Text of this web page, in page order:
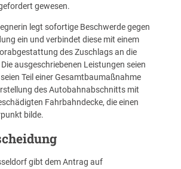
gewesen.
legt sofortige Beschwerde gegen
ein und verbindet diese mit einem
des Zuschlags an die
ausgeschriebenen Leistungen seien
Teil einer Gesamtbaumaßnahme
des Autobahnabschnitts mit
Fahrbahndecke, die einen
bilde.
gibt dem Antrag auf